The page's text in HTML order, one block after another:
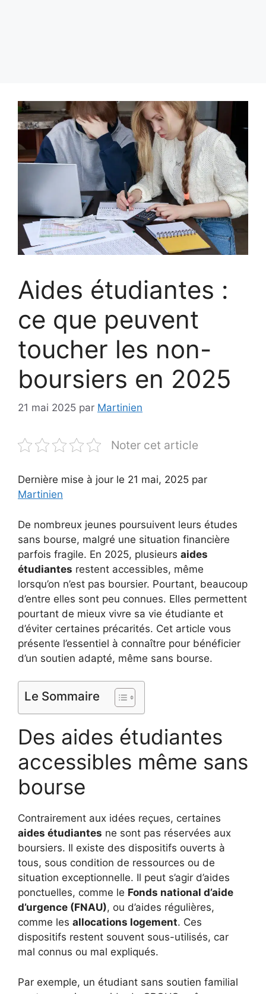
Aides étudiantes :
ce que peuvent
toucher les non-
boursiers en 2025
21 mai 2025 par Martinien
Noter cet article
Dernière mise à jour le 21 mai, 2025 par
Martinien
De nombreux jeunes poursuivent leurs études
sans bourse, malgré une situation financière
parfois fragile. En 2025, plusieurs aides
étudiantes restent accessibles, même
lorsqu’on n’est pas boursier. Pourtant, beaucoup
d’entre elles sont peu connues. Elles permettent
pourtant de mieux vivre sa vie étudiante et
d’éviter certaines précarités. Cet article vous
présente l’essentiel à connaître pour bénéficier
d’un soutien adapté, même sans bourse.
Le Sommaire
Des aides étudiantes
accessibles même sans
bourse
Contrairement aux idées reçues, certaines
aides étudiantes ne sont pas réservées aux
boursiers. Il existe des dispositifs ouverts à
tous, sous condition de ressources ou de
situation exceptionnelle. Il peut s’agir d’aides
ponctuelles, comme le Fonds national d’aide
d’urgence (FNAU), ou d’aides régulières,
comme les allocations logement. Ces
dispositifs restent souvent sous-utilisés, car
mal connus ou mal expliqués.
Par exemple, un étudiant sans soutien familial